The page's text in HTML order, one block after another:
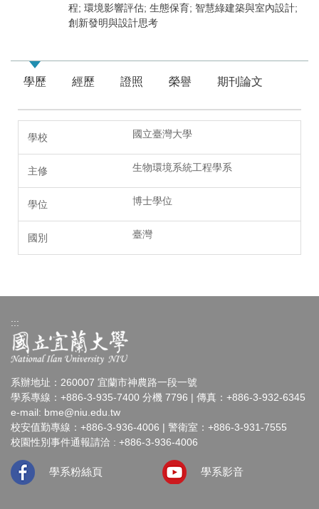
程; 環境影響評估; 生態保育; 智慧綠建築與室內設計;
創新發明與設計思考
學歷 經歷 證照 榮譽 期刊論文
國立臺灣大學
生物環境系統工程學系
博士學位
臺灣
:::
系辦地址：260007 宜蘭市神農路一段一號
學系專線：+886-3-935-7400 分機 7796 | 傳真：+886-3-932-6345
e-mail: bme@niu.edu.tw
校安值勤專線：+886-3-936-4006 | 警衛室：+886-3-931-7555
校園性別事件通報請洽 : +886-3-936-4006
學系粉絲頁 學系影音